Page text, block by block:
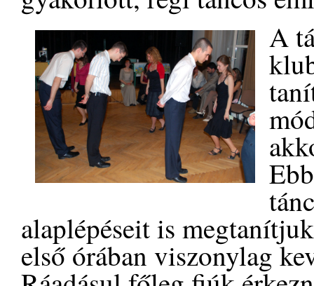
A
alaplépéseit is
első órában viszonylag